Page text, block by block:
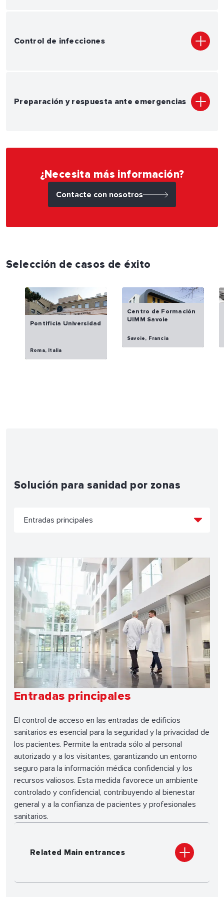
Control de infecciones
Preparación y respuesta ante emergencias
¿Necesita más información?
Contacte con nosotros
Selección de casos de éxito
Pontificia Universidad
Roma, Italia
Centro de Formación
UIMM Savoie
Savoie, Francia
Solución para sanidad por zonas
Entradas principales
El control de acceso en las entradas de edificios
sanitarios es esencial para la seguridad y la privacidad de
los pacientes. Permite la entrada sólo al personal
autorizado y a los visitantes, garantizando un entorno
seguro para la información médica confidencial y los
recursos valiosos. Esta medida favorece un ambiente
controlado y confidencial, contribuyendo al bienestar
general y a la confianza de pacientes y profesionales
sanitarios.
Related Main entrances